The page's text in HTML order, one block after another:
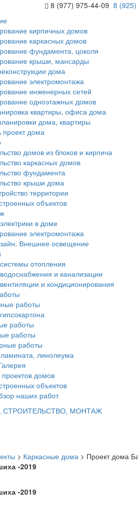
8 (977) 975-44-09 8
кирпичных домов
каркасных домов
фундамента, цоколя
крыши, мансарды
дома
электромонтажа
инженерных сетей
одноэтажных домов
квартиры, офиса дома
дома, квартиры
проект дома
домов из блоков и кирпича
каркасных домов
фундамента
крыши дома
территории
объектов
в доме
электромонтажа
Внешнее освещение
отопления
и канализации
и кондиционирования
работы
работы
работы
работы
линолеума
домов
объектов
наших работ
СТРОИТЕЛЬСТВО, МОНТАЖ
> Каркасные дома > Проект дома
-2019
-2019